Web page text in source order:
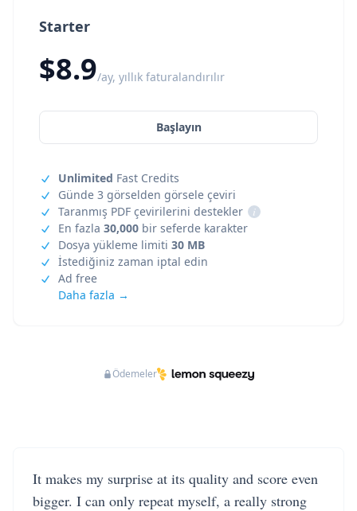
Starter
$8.9/ay, yıllık faturalandırılır
Başlayın
Unlimited Fast Credits
Günde 3 görselden görsele çeviri
Taranmış PDF çevirilerini destekler
i
En fazla 30,000 bir seferde karakter
Dosya yükleme limiti 30 MB
İstediğiniz zaman iptal edin
Ad free
Daha fazla →
Ödemeler
It makes my surprise at its quality and score even
bigger. I can only repeat myself, a really strong